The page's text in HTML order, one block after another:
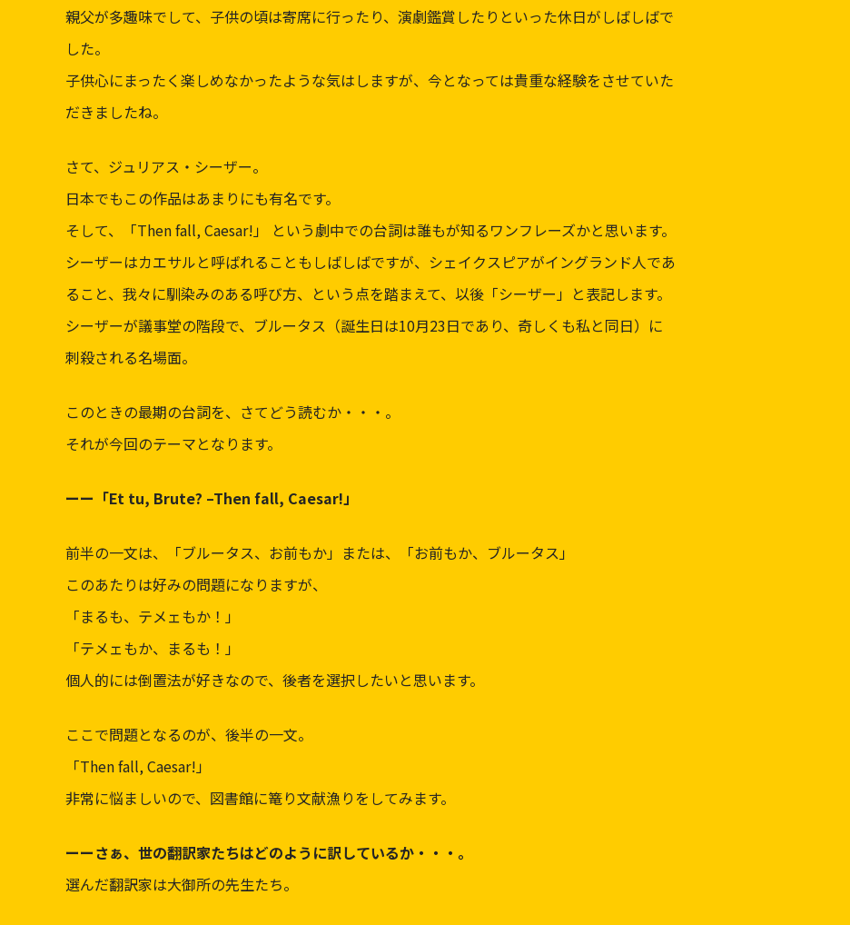
親父が多趣味でして、子供の頃は寄席に行ったり、演劇鑑賞したりといった休日がしばしばで
した。
子供心にまったく楽しめなかったような気はしますが、今となっては貴重な経験をさせていた
だきましたね。
さて、ジュリアス・シーザー。
日本でもこの作品はあまりにも有名です。
そして、「Then fall, Caesar!」 という劇中での台詞は誰もが知るワンフレーズかと思います。
シーザーはカエサルと呼ばれることもしばしばですが、シェイクスピアがイングランド人であ
ること、我々に馴染みのある呼び方、という点を踏まえて、以後「シーザー」と表記します。
シーザーが議事堂の階段で、ブルータス（誕生日は10月23日であり、奇しくも私と同日）に
刺殺される名場面。
このときの最期の台詞を、さてどう読むか・・・。
それが今回のテーマとなります。
ーー「Et tu, Brute? –Then fall, Caesar!」
前半の一文は、「ブルータス、お前もか」または、「お前もか、ブルータス」
このあたりは好みの問題になりますが、
「まるも、テメェもか！」
「テメェもか、まるも！」
個人的には倒置法が好きなので、後者を選択したいと思います。
ここで問題となるのが、後半の一文。
「Then fall, Caesar!」
非常に悩ましいので、図書館に篭り文献漁りをしてみます。
ーーさぁ、世の翻訳家たちはどのように訳しているか・・・。
選んだ翻訳家は大御所の先生たち。